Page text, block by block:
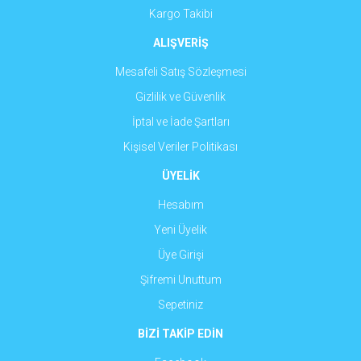
Kargo Takibi
ALIŞVERİŞ
Mesafeli Satış Sözleşmesi
Gizlilik ve Güvenlik
İptal ve İade Şartları
Kişisel Veriler Politikası
ÜYELİK
Hesabım
Yeni Üyelik
Üye Girişi
Şifremi Unuttum
Sepetiniz
BİZİ TAKİP EDİN